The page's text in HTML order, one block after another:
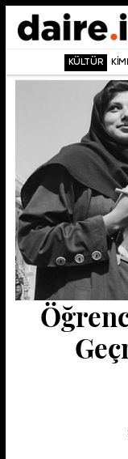
KÜLTÜR